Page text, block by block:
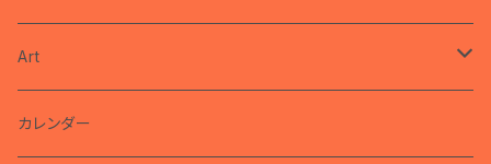
ring
nec
pin
Art
カレンダー
カレンダー